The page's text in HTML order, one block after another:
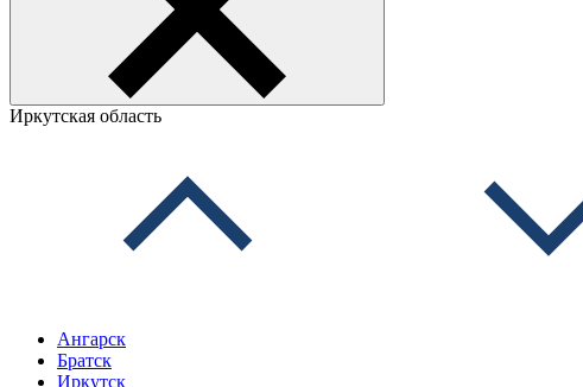
Иркутская область
Ангарск
Братск
Иркутск